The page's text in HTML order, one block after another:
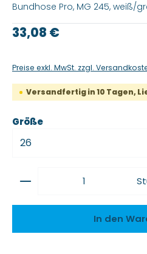
Bundhose Pro, MG 245, weiß/
Regulärer Preis:
33,08 €
Preise exkl. MwSt. zzgl.
Versandfertig in 10 Tagen,
Größeauswählen
Produkt Anzahl: Gib
In den